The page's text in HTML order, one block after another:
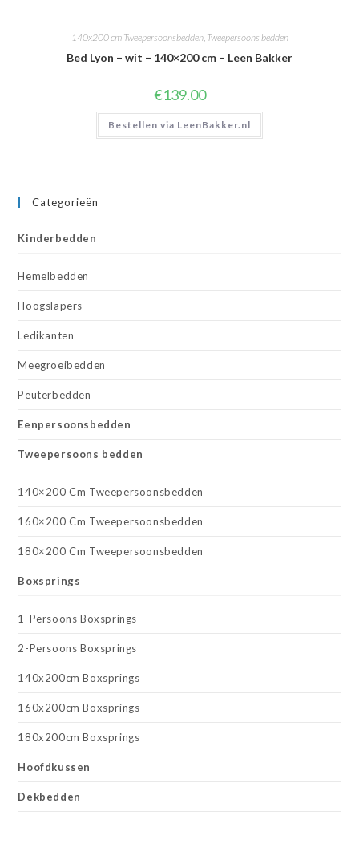
140x200 cm Tweepersoonsbedden, Tweepersoons bedden
Bed Lyon – wit – 140×200 cm – Leen Bakker
€139.00
Bestellen via LeenBakker.nl
Categorieën
Kinderbedden
Hemelbedden
Hoogslapers
Ledikanten
Meegroeibedden
Peuterbedden
Eenpersoonsbedden
Tweepersoons bedden
140×200 Cm Tweepersoonsbedden
160×200 Cm Tweepersoonsbedden
180×200 Cm Tweepersoonsbedden
Boxsprings
1-Persoons Boxsprings
2-Persoons Boxsprings
140x200cm Boxsprings
160x200cm Boxsprings
180x200cm Boxsprings
Hoofdkussen
Dekbedden